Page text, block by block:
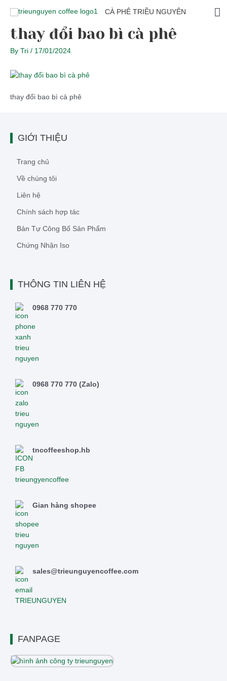
CÀ PHÊ TRIỀU NGUYÊN
thay đổi bao bì cà phê
By Tri / 17/01/2024
thay đổi bao bì cà phê
GIỚI THIỆU
Trang chủ
Về chúng tôi
Liên hệ
Chính sách hợp tác
Bản Tự Công Bố Sản Phẩm
Chứng Nhận Iso
THÔNG TIN LIÊN HỆ
0968 770 770
0968 770 770 (Zalo)
tncoffeeshop.hb
Gian hàng shopee
sales@trieunguyencoffee.com
FANPAGE